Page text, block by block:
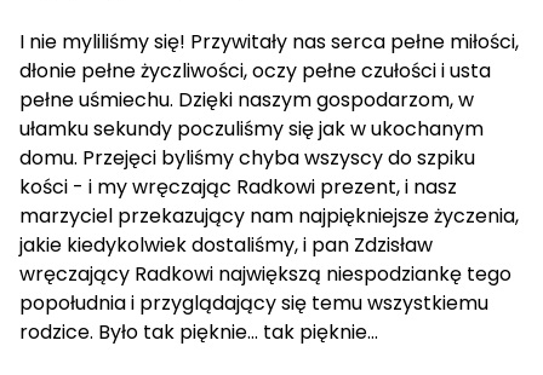
I nie myliliśmy się! Przywitały nas serca pełne miłości,
dłonie pełne życzliwości, oczy pełne czułości i usta
pełne uśmiechu. Dzięki naszym gospodarzom, w
ułamku sekundy poczuliśmy się jak w ukochanym
domu. Przejęci byliśmy chyba wszyscy do szpiku
kości - i my wręczając Radkowi prezent, i nasz
marzyciel przekazujący nam najpiękniejsze życzenia,
jakie kiedykolwiek dostaliśmy, i pan Zdzisław
wręczający Radkowi największą niespodziankę tego
popołudnia i przyglądający się temu wszystkiemu
rodzice. Było tak pięknie... tak pięknie...